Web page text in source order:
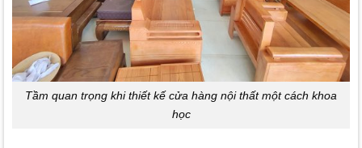
Tầm quan trọng khi thiết kế cửa hàng nội thất một cách khoa
học